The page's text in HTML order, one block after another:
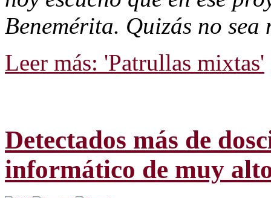
Benemérita. Quizás no
Leer más: 'Patrullas mixtas'
Detectados más de
informático de muy